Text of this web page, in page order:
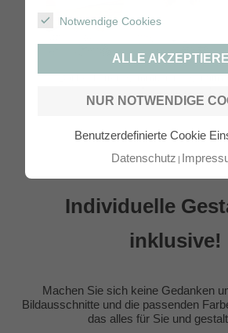
Notwendige Cookies
ALLE
NUR NOTWENDIGE
Benutzerdefinierte Cookie
Datenschutz
Individuelle
inklusive!
Machen Sie sich keine Gedanken
Bildausschnitte und die passenden
das alles für Sie und